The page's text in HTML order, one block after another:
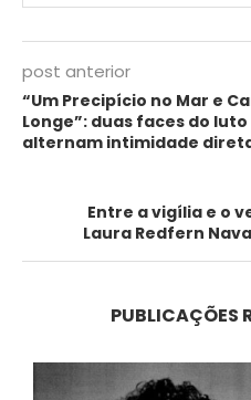
post anterior
“Um Precipício no Mar e
Longe”: duas faces do
alternam intimidade
Entre a vigília e o
Laura Redfern
PUBLICAÇÕES